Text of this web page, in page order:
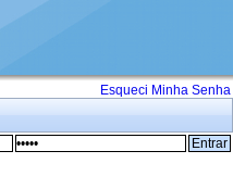
Esqueci Minha Senha